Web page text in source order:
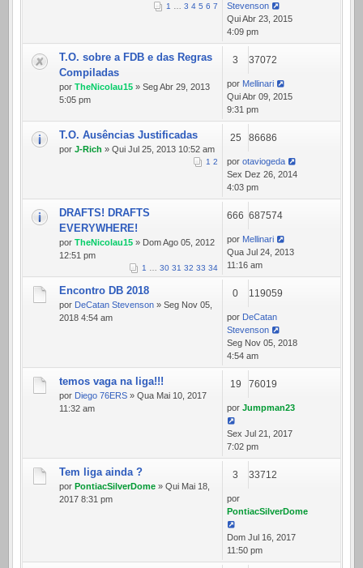
1 … 3 4 5 6 7
Stevenson
Qui Abr 23, 2015
4:09 pm
T.O. sobre a FDB e das Regras
Compiladas
por TheNicolau15 » Seg Abr 29, 2013
5:05 pm
3 37072
por Mellinari
Qui Abr 09, 2015
9:31 pm
T.O. Ausências Justificadas
por J-Rich » Qui Jul 25, 2013 10:52 am
1 2
25 86686
por otaviogeda
Sex Dez 26, 2014
4:03 pm
DRAFTS! DRAFTS
EVERYWHERE!
por TheNicolau15 » Dom Ago 05, 2012
12:51 pm
1 … 30 31 32 33 34
666 687574
por Mellinari
Qua Jul 24, 2013
11:16 am
Encontro DB 2018
por DeCatan Stevenson » Seg Nov 05,
2018 4:54 am
0 119059
por DeCatan
Stevenson
Seg Nov 05, 2018
4:54 am
temos vaga na liga!!!
por Diego 76ERS » Qua Mai 10, 2017
11:32 am
19 76019
por Jumpman23
Sex Jul 21, 2017
7:02 pm
Tem liga ainda ?
por PontiacSilverDome » Qui Mai 18,
2017 8:31 pm
3 33712
por
PontiacSilverDome
Dom Jul 16, 2017
11:50 pm